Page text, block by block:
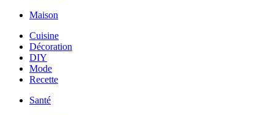
Maison
Cuisine
Décoration
DIY
Mode
Recette
Santé